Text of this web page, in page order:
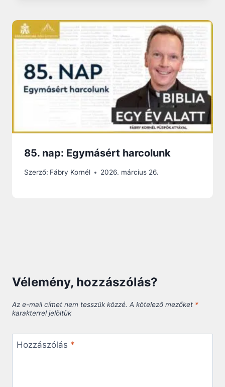
85. nap: Egymásért harcolunk
Szerző: Fábry Kornél 2026. március 26.
Vélemény, hozzászólás?
Az e-mail címet nem tesszük közzé. A kötelező mezőket *
karakterrel jelöltük
Hozzászólás *